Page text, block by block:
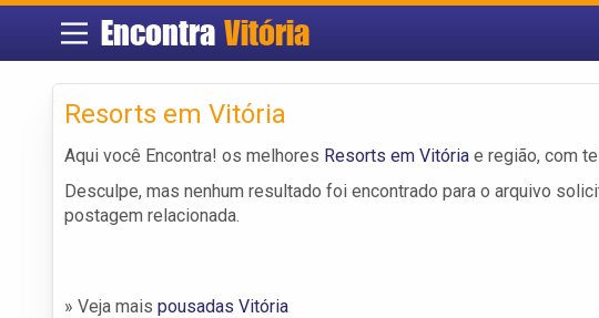
Encontra Vitória
Resorts em Vitória
Aqui você Encontra! os melhores Resorts em Vitória e região, com
Desculpe, mas nenhum resultado foi encontrado para o arquivo
postagem relacionada.
» Veja mais pousadas Vitória